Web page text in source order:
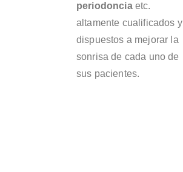
periodonciaetc.
altamente cualificados y
dispuestos a mejorar la
sonrisa de cada uno de
sus pacientes.